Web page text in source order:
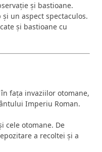
și bastioane.
un aspect spectaculos.
și bastioane cu
fața invaziilor otomane,
Imperiu Roman.
cele otomane. De
a recoltei și a